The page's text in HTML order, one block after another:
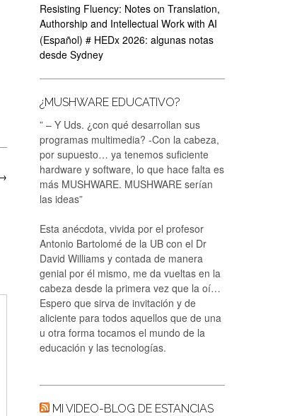
Resisting Fluency: Notes on Translation,
Authorship and Intellectual Work with AI
(Español) # HEDx 2026: algunas notas
desde Sydney
¿MUSHWARE EDUCATIVO?
” – Y Uds. ¿con qué desarrollan sus
programas multimedia? -Con la cabeza,
por supuesto… ya tenemos suficiente
hardware y software, lo que hace falta es
más MUSHWARE. MUSHWARE serían
las ideas”
Esta anécdota, vivida por el profesor
Antonio Bartolomé de la UB con el Dr
David Williams y contada de manera
genial por él mismo, me da vueltas en la
cabeza desde la primera vez que la oí…
Espero que sirva de invitación y de
aliciente para todos aquellos que de una
u otra forma tocamos el mundo de la
educación y las tecnologías.
MI VIDEO-BLOG DE ESTANCIAS